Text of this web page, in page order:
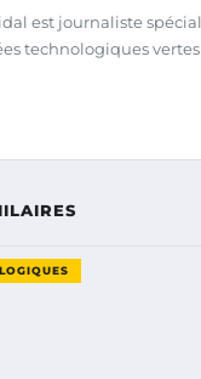
est journaliste
technologiques